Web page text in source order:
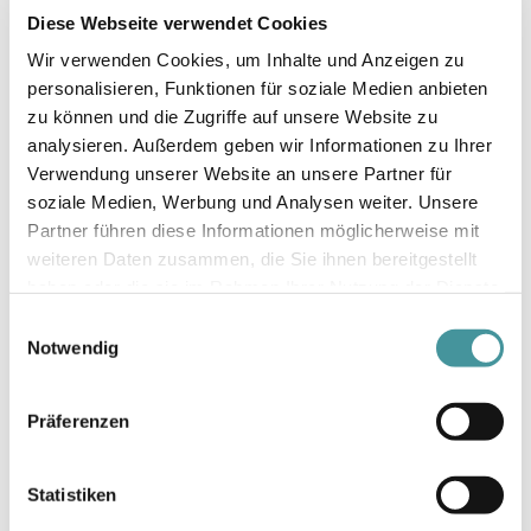
Diese Webseite verwendet Cookies
Wir verwenden Cookies, um Inhalte und Anzeigen zu
personalisieren, Funktionen für soziale Medien anbieten
zu können und die Zugriffe auf unsere Website zu
analysieren. Außerdem geben wir Informationen zu Ihrer
Verwendung unserer Website an unsere Partner für
soziale Medien, Werbung und Analysen weiter. Unsere
Partner führen diese Informationen möglicherweise mit
weiteren Daten zusammen, die Sie ihnen bereitgestellt
Notwendig
Präferenzen
Statistiken
lassen, sind wir bereits heute
zukunftsfähig!»
Ein Beispiel für die nachhaltige